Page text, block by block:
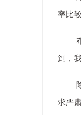
率比
到，
求严